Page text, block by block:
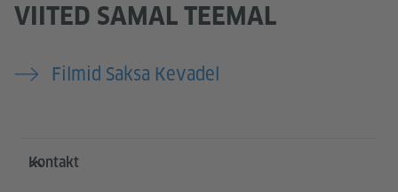
VIITED SAMAL TEEMAL
Filmid Saksa Kevadel
Service- und Informationsbereich
Kontakt